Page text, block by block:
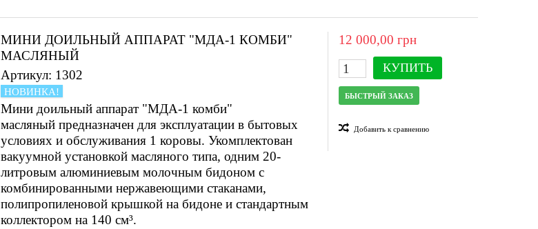
МИНИ ДОИЛЬНЫЙ АППАРАТ "МДА-1 КОМБИ"
МАСЛЯНЫЙ
Артикул: 1302
НОВИНКА!
Мини доильный аппарат "МДА-1 комби"
масляный предназначен для эксплуатации в бытовых
условиях и обслуживания 1 коровы. Укомплектован
вакуумной установкой масляного типа, одним 20-
литровым алюминиевым молочным бидоном с
комбинированными нержавеющими стаканами,
полипропиленовой крышкой на бидоне и стандартным
коллектором на 140 см³.
12 000,00 грн
КУПИТЬ
БЫСТРЫЙ ЗАКАЗ
Добавить к сравнению